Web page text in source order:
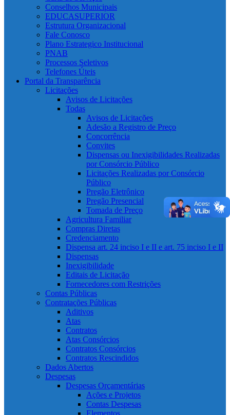
Conselhos Municipais
EDUCASUPERIOR
Estrutura Organizacional
Fale Conosco
Plano Estrategico Institucional
PNAB
Processos Seletivos
Telefones Úteis
Portal da Transparência
Licitações
Avisos de Licitações
Todas
Avisos de Licitações
Adesão a Registro de Preço
Concorrência
Convites
Dispensas ou Inexigibilidades Realizadas
por Consórcio Público
Licitações Realizadas por Consórcio
Público
Pregão Eletrônico
Pregão Presencial
Tomada de Preço
Agricultura Familiar
Compras Diretas
Credenciamento
Dispensa art. 24 inciso I e II e art. 75 inciso I e II
Dispensas
Inexigibilidade
Editais de Licitação
Fornecedores com Restrições
Contas Públicas
Contratações Públicas
Aditivos
Atas
Contratos
Atas Consórcios
Contratos Consórcios
Contratos Rescindidos
Dados Abertos
Despesas
Despesas Orçamentárias
Ações e Projetos
Contas Despesas